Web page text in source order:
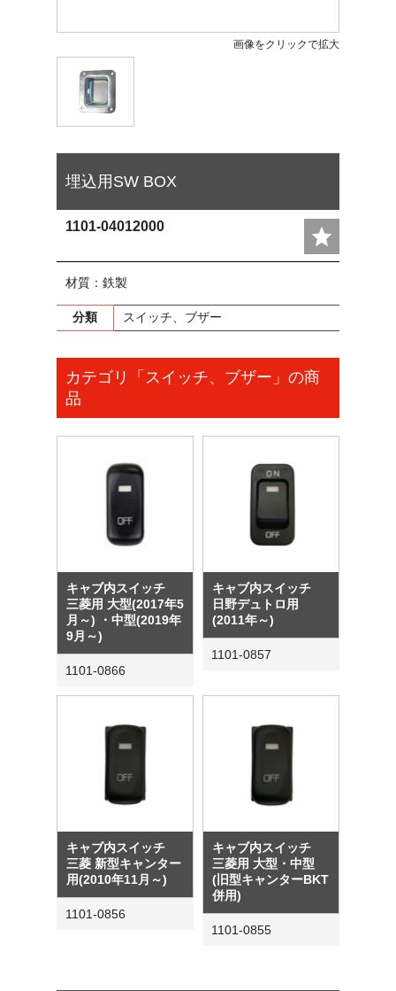
画像をクリックで拡大
埋込用SW BOX
1101-04012000
材質：鉄製
分類 スイッチ、ブザー
カテゴリ「スイッチ、ブザー」の商
品
キャブ内スイッチ
三菱用 大型(2017年5
月～) ・中型(2019年
9月～)
1101-0866
キャブ内スイッチ
日野デュトロ用
(2011年～)
1101-0857
キャブ内スイッチ
三菱 新型キャンター
用(2010年11月～)
1101-0856
キャブ内スイッチ
三菱用 大型・中型
(旧型キャンターBKT
併用)
1101-0855